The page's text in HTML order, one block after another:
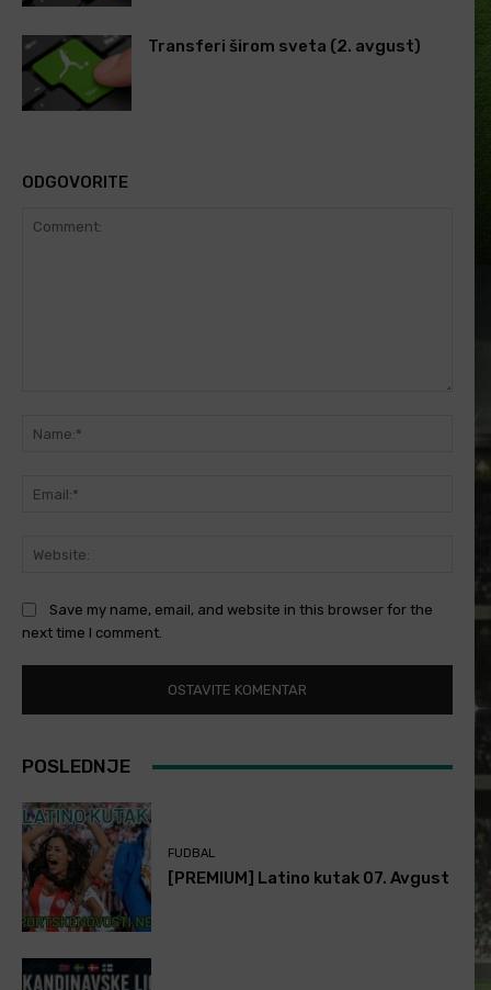
Transferi širom sveta (2. avgust)
ODGOVORITE
Save my name, email, and website in this browser for the
next time I comment.
POSLEDNJE
FUDBAL
[PREMIUM] Latino kutak 07. Avgust